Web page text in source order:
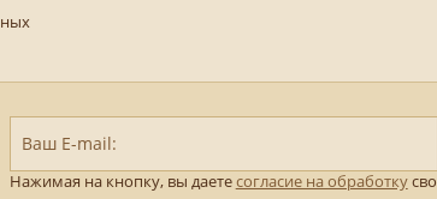
Ваш E-mail:
Нажимая на кнопку, вы даетесогласие на обработку